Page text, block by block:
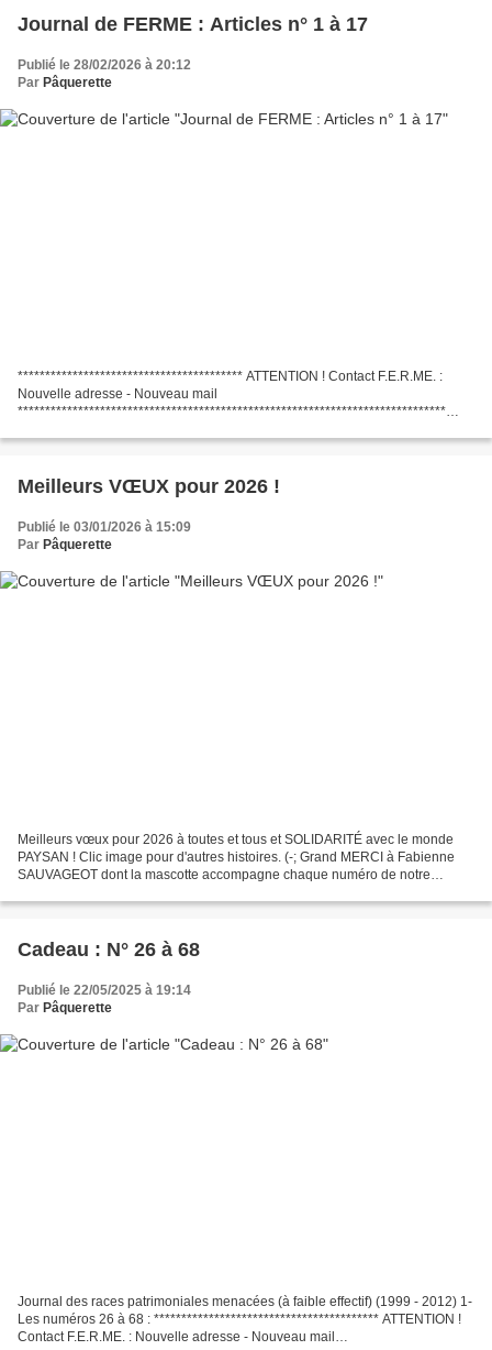
Journal de FERME : Articles n° 1 à 17
Publié le 28/02/2026 à 20:12
Par Pâquerette
***************************************** ATTENTION ! Contact F.E.R.ME. :
Nouvelle adresse - Nouveau mail
******************************************************************************
Meilleurs VŒUX pour 2026 !
Publié le 03/01/2026 à 15:09
Par Pâquerette
Meilleurs vœux pour 2026 à toutes et tous et SOLIDARITÉ avec le monde
PAYSAN ! Clic image pour d'autres histoires. (-; Grand MERCI à Fabienne
SAUVAGEOT dont la mascotte accompagne chaque numéro de notre
Cadeau : N° 26 à 68
Publié le 22/05/2025 à 19:14
Par Pâquerette
Journal des races patrimoniales menacées (à faible effectif) (1999 - 2012) 1-
Les numéros 26 à 68 : ***************************************** ATTENTION !
Contact F.E.R.ME. : Nouvelle adresse - Nouveau mail